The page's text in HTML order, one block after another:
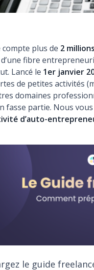
compte plus de 2
fibre
Lancé le 1er janvier
de petites activités
domaines
fasse partie. Nous
d’auto-
le guide